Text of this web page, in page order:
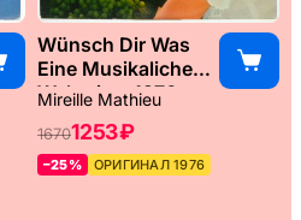
Wünsch Dir Was
Eine Musikaliche
Weltreise, 1976
Mireille Mathieu
16701253 ₽
–25% ОРИГИНАЛ 1976